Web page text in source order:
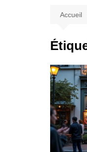
Accueil